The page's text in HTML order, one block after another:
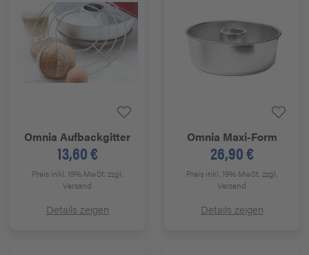
Omnia Aufbackgitter
13,60 €
Preis inkl. 19% MwSt.zzgl.
Versand
Details zeigen
Omnia Maxi-Form
26,90 €
Preis inkl. 19% MwSt.zzgl.
Versand
Details zeigen